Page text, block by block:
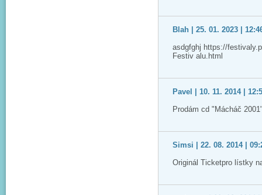
Blah | 25. 01. 2023 |
asdgfghj https://
Festiv alu.html
Pavel | 10. 11. 2014 |
Prodám cd "Mácháč
Simsi | 22. 08. 2014 |
Originál Ticketpro lístky